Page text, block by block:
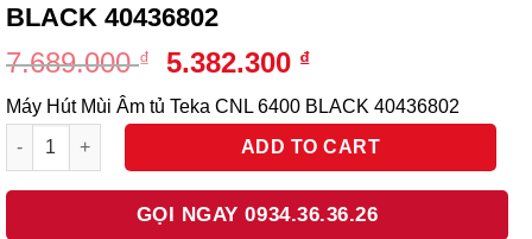
BLACK 40436802
7.689.000₫
Original
was:
7.689.000 ₫.
5.382.300 ₫Current
is:
5.382.300 ₫.
Máy Hút Mùi Âm tủ Teka CNL 6400 BLACK 40436802
Máy Hút Mùi Âm tủ Teka CNL 6400 BLACK 40436802 quantity
ADD TO CART
GỌI NGAY 0934.36.36.26